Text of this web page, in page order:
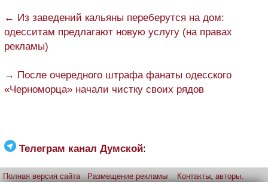
← Из заведений кальяны переберутся на дом:
одесситам предлагают новую услугу (на правах
рекламы)
→ После очередного штрафа фанаты одесского
«Черноморца» начали чистку своих рядов
Телеграм канал Думской:
Полная версия сайта Размещение рекламы Контакты, авторы,